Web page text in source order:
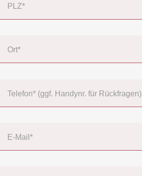
PLZ*
Ort*
Telefon* (ggf. Handynr. für Rückfragen)
E-Mail*